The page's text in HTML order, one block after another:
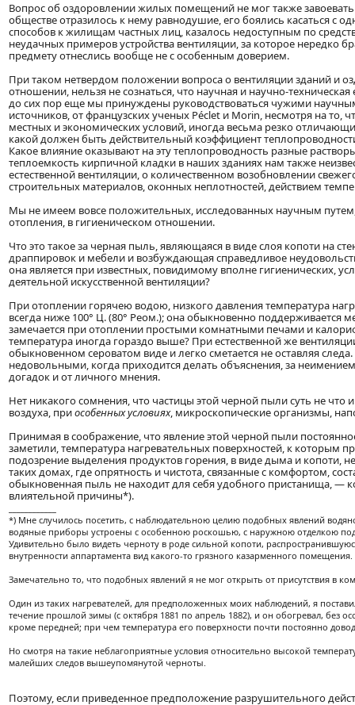
Вопрос об оздоровлении жилых помещений не мог также
обществе отразилось к нему равнодушие, его боялись касаться с
способов к жилищам частных лиц, казалось недоступным по
неудачных примеров устройства вентиляции, за которое нередко
предмету отнеслись вообще не с особенным доверием.
При таком нетвердом положении вопроса о вентиляции зданий и
отношении, нельзя не сознаться, что научная и научно-
до сих пор еще мы принуждены руководствоваться чужими
источников, от французских ученых Péclet и Morin, несмотря на то,
местных и экономических условий, иногда весьма резко
какой должен быть действительный коэффициент
Какое влияние оказывают на эту теплопроводность разные
теплоемкость кирпичной кладки в наших зданиях нам также
естественной вентиляции, о количественном возобновлении
строительных материалов, оконных неплотностей, действием
Мы не имеем вовсе положительных, исследованных научным
отопления, в гигиеническом отношении.
Что это такое за черная пыль, являющаяся в виде слоя копоти на
драппировок и мебели и возбуждающая справедливое
она является при известных, повидимому вполне гигиенических,
деятельной искусственной вентиляции?
При отоплении горячею водою, низкого давления температура
всегда ниже 100° Ц. (80° Реом.); она обыкновенно поддерживается
замечается при отоплении простыми комнатными печами и
температура иногда гораздо выше? При естественной же
обыкновенном сероватом виде и легко сметается не оставляя
недовольными, когда приходится делать объяснения, за
догадок и от личного мнения.
Нет никакого сомнения, что частицы этой черной пыли суть не
воздуха, приособенных условиях, микроскопические организмы,
Принимая в соображение, что явление этой черной пыли
заметили, температура нагревательных поверхностей, к которым
подозрение выделения продуктов горения, в виде дыма и копоти,
таких домах, где опрятность и чистота, связанные с комфортом,
обыкновенная пыль не находит для себя удобного пристанища, —
влиятельной причины*).
*) Мне случилось посетить, с наблюдательною целию подобных явлений
водяные приборы устроены с особенною роскошью, с наружною отделкою
Удивительно было видеть черноту в роде сильной копоти,
внутренности аппартамента вид какого-то грязного казарменного помещения.
Замечательно то, что подобных явлений я не мог открыть от присутствия в
Один из таких нагревателей, для предположенных моих наблюдений, я
течение прошлой зимы (с октября 1881 по апрель 1882), и он обогревал, без
кроме передней; при чем температура его поверхности почти постоянно
Но смотря на такие неблагоприятные условия относительно высокой
малейших следов вышеупомянутой черноты.
Поэтому, если приведенное предположение разрушительного